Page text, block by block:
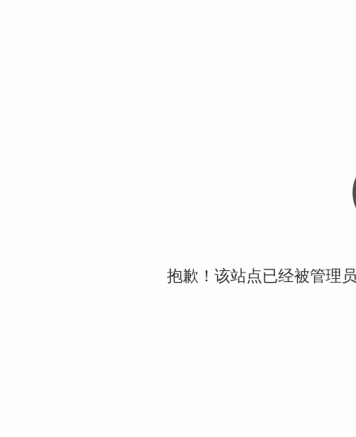
抱歉！该站点已经被管理